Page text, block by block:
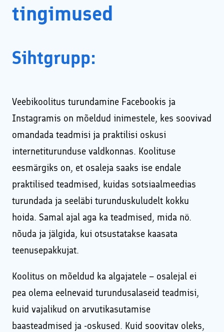
tingimused
Sihtgrupp:
Veebikoolitus turundamine Facebookis ja
Instagramis on mõeldud inimestele, kes soovivad
omandada teadmisi ja praktilisi oskusi
internetiturunduse valdkonnas. Koolituse
eesmärgiks on, et osaleja saaks ise endale
praktilised teadmised, kuidas sotsiaalmeedias
turundada ja seeläbi turunduskuludelt kokku
hoida. Samal ajal aga ka teadmised, mida nö.
nõuda ja jälgida, kui otsustatakse kaasata
teenusepakkujat.
Koolitus on mõeldud ka algajatele – osalejal ei
pea olema eelnevaid turundusalaseid teadmisi,
kuid vajalikud on arvutikasutamise
baasteadmised ja -oskused. Kuid soovitav oleks,